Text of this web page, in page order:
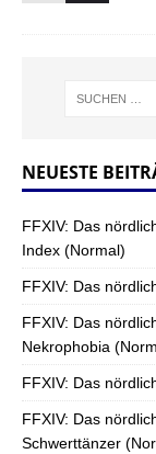
NEUESTE
FFXIV: Das
Index (Normal)
FFXIV: Das
FFXIV: Das
Nekrophobia
FFXIV: Das
FFXIV: Das
Schwerttänzer